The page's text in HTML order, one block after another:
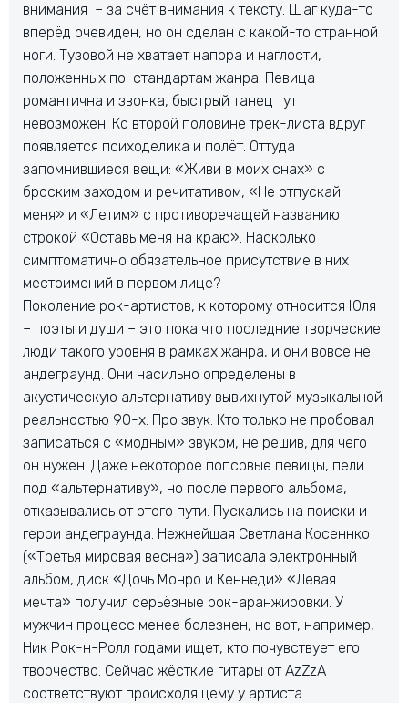
внимания – за счёт внимания к тексту. Шаг куда-то
вперёд очевиден, но он сделан с какой-то странной
ноги. Тузовой не хватает напора и наглости,
положенных по стандартам жанра. Певица
романтична и звонка, быстрый танец тут
невозможен. Ко второй половине трек-листа вдруг
появляется психоделика и полёт. Оттуда
запомнившиеся вещи: «Живи в моих снах» с
броским заходом и речитативом, «Не отпускай
меня» и «Летим» с противоречащей названию
строкой «Оставь меня на краю». Насколько
симптоматично обязательное присутствие в них
местоимений в первом лице?
Поколение рок-артистов, к которому относится Юля
– поэты и души – это пока что последние творческие
люди такого уровня в рамках жанра, и они вовсе не
андеграунд. Они насильно определены в
акустическую альтернативу вывихнутой музыкальной
реальностью 90-х. Про звук. Кто только не пробовал
записаться с «модным» звуком, не решив, для чего
он нужен. Даже некоторое попсовые певицы, пели
под «альтернативу», но после первого альбома,
отказывались от этого пути. Пускались на поиски и
герои андеграунда. Нежнейшая Светлана Косеннко
(«Третья мировая весна») записала электронный
альбом, диск «Дочь Монро и Кеннеди» «Левая
мечта» получил серьёзные рок-аранжировки. У
мужчин процесс менее болезнен, но вот, например,
Ник Рок-н-Ролл годами ищет, кто почувствует его
творчество. Сейчас жёсткие гитары от AzZzA
соответствуют происходящему у артиста.